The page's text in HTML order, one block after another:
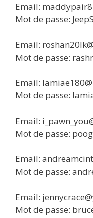
Email:
Mot de passe:
Email:
Mot de passe:
Email:
Mot de passe:
Email:
Mot de passe:
Email:
Mot de passe:
Email:
Mot de passe: